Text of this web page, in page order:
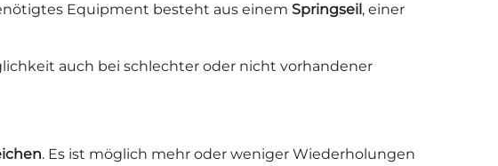
Equipment besteht aus einem Springseil, einer
auch bei schlechter oder nicht vorhandener
. Es ist möglich mehr oder weniger Wiederholungen